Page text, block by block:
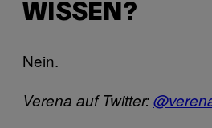
WISSEN?
Nein.
Verena auf Twitter: